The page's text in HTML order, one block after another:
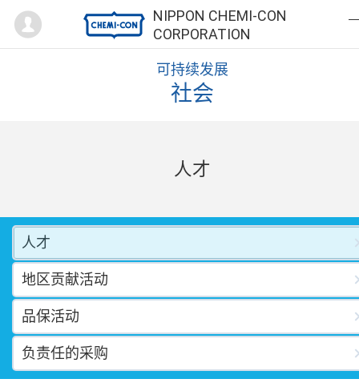
NIPPON CHEMI-CON
CORPORATION
Mypage
可持续发展
社会
人才
人才
地区贡献活动
品保活动
负责任的采购